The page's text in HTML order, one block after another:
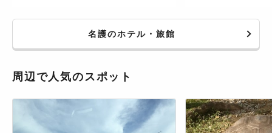
名護のホテル・旅館
周辺で人気のスポット